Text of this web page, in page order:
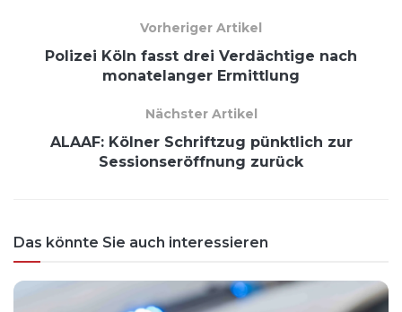
Vorheriger Artikel
Polizei Köln fasst drei Verdächtige nach
monatelanger Ermittlung
Nächster Artikel
ALAAF: Kölner Schriftzug pünktlich zur
Sessionseröffnung zurück
Das könnte Sie auch interessieren